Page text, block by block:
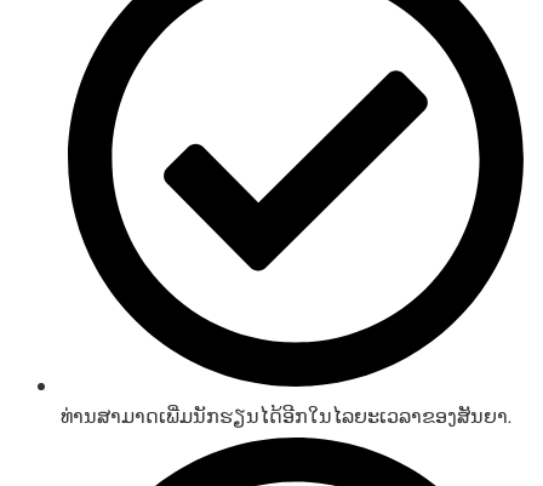
ທ່ານສາມາດເພີ່ມນັກຮຽນໄດ້ອີກໃນໄລຍະເວລາຂອງສັນຍາ.